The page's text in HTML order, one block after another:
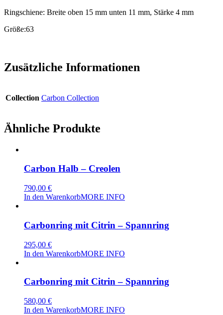
Ringschiene: Breite oben 15 mm unten 11 mm, Stärke 4 mm
Größe:63
Zusätzliche Informationen
Collection Carbon Collection
Ähnliche Produkte
Carbon Halb – Creolen
790,00 €
In den WarenkorbMORE INFO
Carbonring mit Citrin – Spannring
295,00 €
In den WarenkorbMORE INFO
Carbonring mit Citrin – Spannring
580,00 €
In den WarenkorbMORE INFO